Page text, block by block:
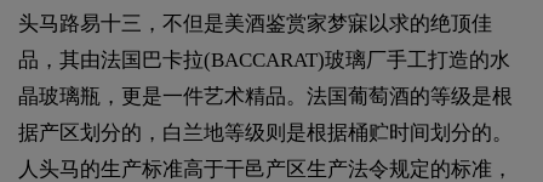
头马路易十三，不但是美酒鉴赏家梦寐以求的绝顶佳
品，其由法国巴卡拉(BACCARAT)玻璃厂手工打造的水
晶玻璃瓶，更是一件艺术精品。法国葡萄酒的等级是根
据产区划分的，白兰地等级则是根据桶贮时间划分的。
人头马的生产标准高于干邑产区生产法令规定的标准，